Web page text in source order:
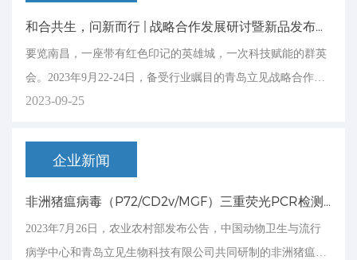
和合共生，问新而行 | 战略合作发展研讨暨新品发布会隆重举行
要览南昌，一座带有红色印记的英雄城，一次科技赋能的群英
会。2023年9月22-24日，备受行业瞩目的青岛立见战略合作发
展研讨暨新品发布会在江西南昌隆重举行。来自包括江西省农
2023-09-25
企业新闻
非洲猪瘟病毒（P72/CD2v/MGF）三重荧光PCR检测试剂盒获批新兽药
2023年7月26日，农业农村部发布公告，中国动物卫生与流行
病学中心和青岛立见生物科技有限公司共同研制的非洲猪瘟病